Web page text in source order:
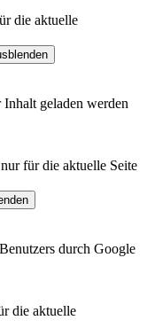
die aktuelle
geladen werden
für die aktuelle Seite
durch Google
die aktuelle